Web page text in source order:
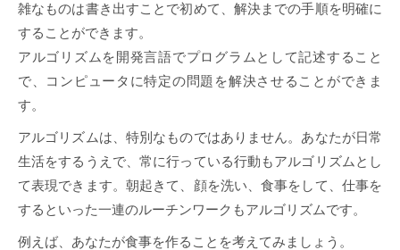
雑なものは書き出すことで初めて、解決までの手順を明確に
することができます。
アルゴリズムを開発言語でプログラムとして記述すること
で、コンピュータに特定の問題を解決させることができま
す。
アルゴリズムは、特別なものではありません。あなたが日常
生活をするうえで、常に行っている行動もアルゴリズムとし
て表現できます。朝起きて、顔を洗い、食事をして、仕事を
するといった一連のルーチンワークもアルゴリズムです。
例えば、あなたが食事を作ることを考えてみましょう。